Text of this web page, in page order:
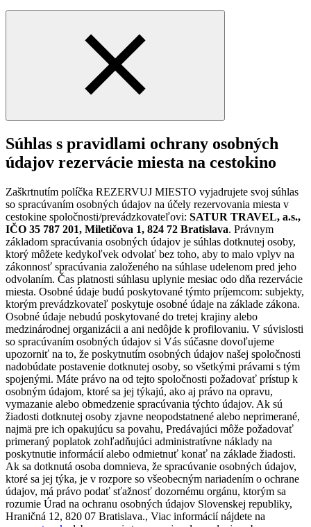
Súhlas s pravidlami ochrany osobných
údajov rezervácie miesta na cestokino
Zaškrtnutím políčka REZERVUJ MIESTO vyjadrujete svoj súhlas
so spracúvaním osobných údajov na účely rezervovania miesta v
cestokine spoločnosti/prevádzkovateľovi: SATUR TRAVEL, a.s.,
IČO 35 787 201, Miletičova 1, 824 72 Bratislava. Právnym
základom spracúvania osobných údajov je súhlas dotknutej osoby,
ktorý môžete kedykoľvek odvolať bez toho, aby to malo vplyv na
zákonnosť spracúvania založeného na súhlase udelenom pred jeho
odvolaním. Čas platnosti súhlasu uplynie mesiac odo dňa rezervácie
miesta. Osobné údaje budú poskytované týmto príjemcom: subjekty,
ktorým prevádzkovateľ poskytuje osobné údaje na základe zákona.
Osobné údaje nebudú poskytované do tretej krajiny alebo
medzinárodnej organizácii a ani nedôjde k profilovaniu. V súvislosti
so spracúvaním osobných údajov si Vás súčasne dovoľujeme
upozorniť na to, že poskytnutím osobných údajov našej spoločnosti
nadobúdate postavenie dotknutej osoby, so všetkými právami s tým
spojenými. Máte právo na od tejto spoločnosti požadovať prístup k
osobným údajom, ktoré sa jej týkajú, ako aj právo na opravu,
vymazanie alebo obmedzenie spracúvania týchto údajov. Ak sú
žiadosti dotknutej osoby zjavne neopodstatnené alebo neprimerané,
najmä pre ich opakujúcu sa povahu, Predávajúci môže požadovať
primeraný poplatok zohľadňujúci administratívne náklady na
poskytnutie informácií alebo odmietnuť konať na základe žiadosti.
Ak sa dotknutá osoba domnieva, že spracúvanie osobných údajov,
ktoré sa jej týka, je v rozpore so všeobecným nariadením o ochrane
údajov, má právo podať sťažnosť dozornému orgánu, ktorým sa
rozumie Úrad na ochranu osobných údajov Slovenskej republiky,
Hraničná 12, 820 07 Bratislava., Viac informácií nájdete na